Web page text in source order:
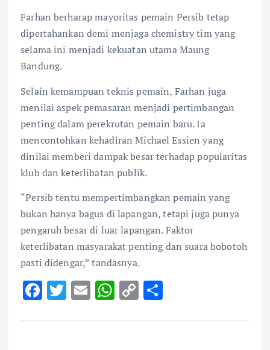
Farhan berharap mayoritas pemain Persib tetap
dipertahankan demi menjaga chemistry tim yang
selama ini menjadi kekuatan utama Maung
Bandung.
Selain kemampuan teknis pemain, Farhan juga
menilai aspek pemasaran menjadi pertimbangan
penting dalam perekrutan pemain baru. Ia
mencontohkan kehadiran Michael Essien yang
dinilai memberi dampak besar terhadap popularitas
klub dan keterlibatan publik.
“Persib tentu mempertimbangkan pemain yang
bukan hanya bagus di lapangan, tetapi juga punya
pengaruh besar di luar lapangan. Faktor
keterlibatan masyarakat penting dan suara bobotoh
pasti didengar,” tandasnya.
F
e
T
it
E
ai
W
at
C
p ar